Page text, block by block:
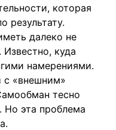
которая
результату.
далеко не
Известно, куда
намерениями.
с «внешним»
тесно
Но эта проблема